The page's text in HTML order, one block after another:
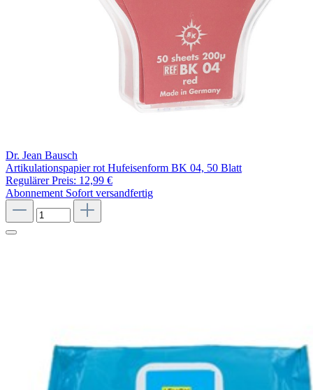
Dr. Jean Bausch
Artikulationspapier rot Hufeisenform BK 04, 50 Blatt
Regulärer Preis: 12,99 €
Abonnement Sofort versandfertig